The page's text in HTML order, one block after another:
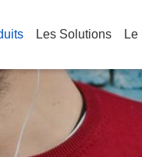
Les Solutions Le